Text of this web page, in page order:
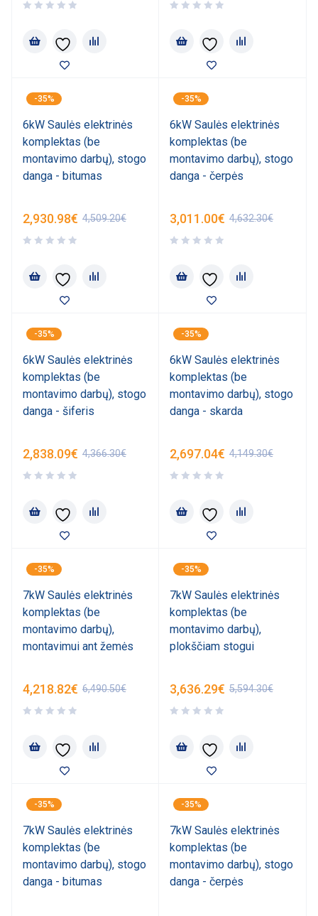
-35%
6kW Saulės elektrinės
komplektas (be
montavimo darbų), stogo
danga - bitumas
4,509.20€
2,930.98€
-35%
6kW Saulės elektrinės
komplektas (be
montavimo darbų), stogo
danga - čerpės
4,632.30€
3,011.00€
-35%
6kW Saulės elektrinės
komplektas (be
montavimo darbų), stogo
danga - šiferis
4,366.30€
2,838.09€
-35%
6kW Saulės elektrinės
komplektas (be
montavimo darbų), stogo
danga - skarda
4,149.30€
2,697.04€
-35%
7kW Saulės elektrinės
komplektas (be
montavimo darbų),
montavimui ant žemės
6,490.50€
4,218.82€
-35%
7kW Saulės elektrinės
komplektas (be
montavimo darbų),
plokščiam stogui
5,594.30€
3,636.29€
-35%
7kW Saulės elektrinės
komplektas (be
montavimo darbų), stogo
danga - bitumas
-35%
7kW Saulės elektrinės
komplektas (be
montavimo darbų), stogo
danga - čerpės